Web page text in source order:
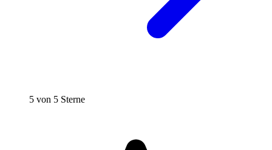
5 von 5 Sterne